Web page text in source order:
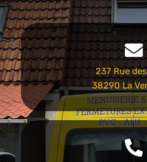
237 Rue
38290 La